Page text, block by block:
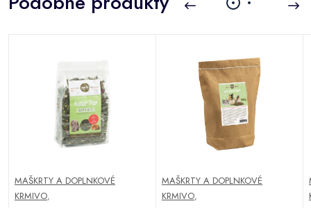
MAŠKRTY A DOPLNKOVÉ
KRMIVO,
MAŠKRTY A DOPLNKOVÉ
KRMIVO,